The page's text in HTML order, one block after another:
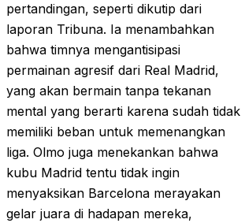
pertandingan, seperti dikutip dari
laporan Tribuna. Ia menambahkan
bahwa timnya mengantisipasi
permainan agresif dari Real Madrid,
yang akan bermain tanpa tekanan
mental yang berarti karena sudah tidak
memiliki beban untuk memenangkan
liga. Olmo juga menekankan bahwa
kubu Madrid tentu tidak ingin
menyaksikan Barcelona merayakan
gelar juara di hadapan mereka,